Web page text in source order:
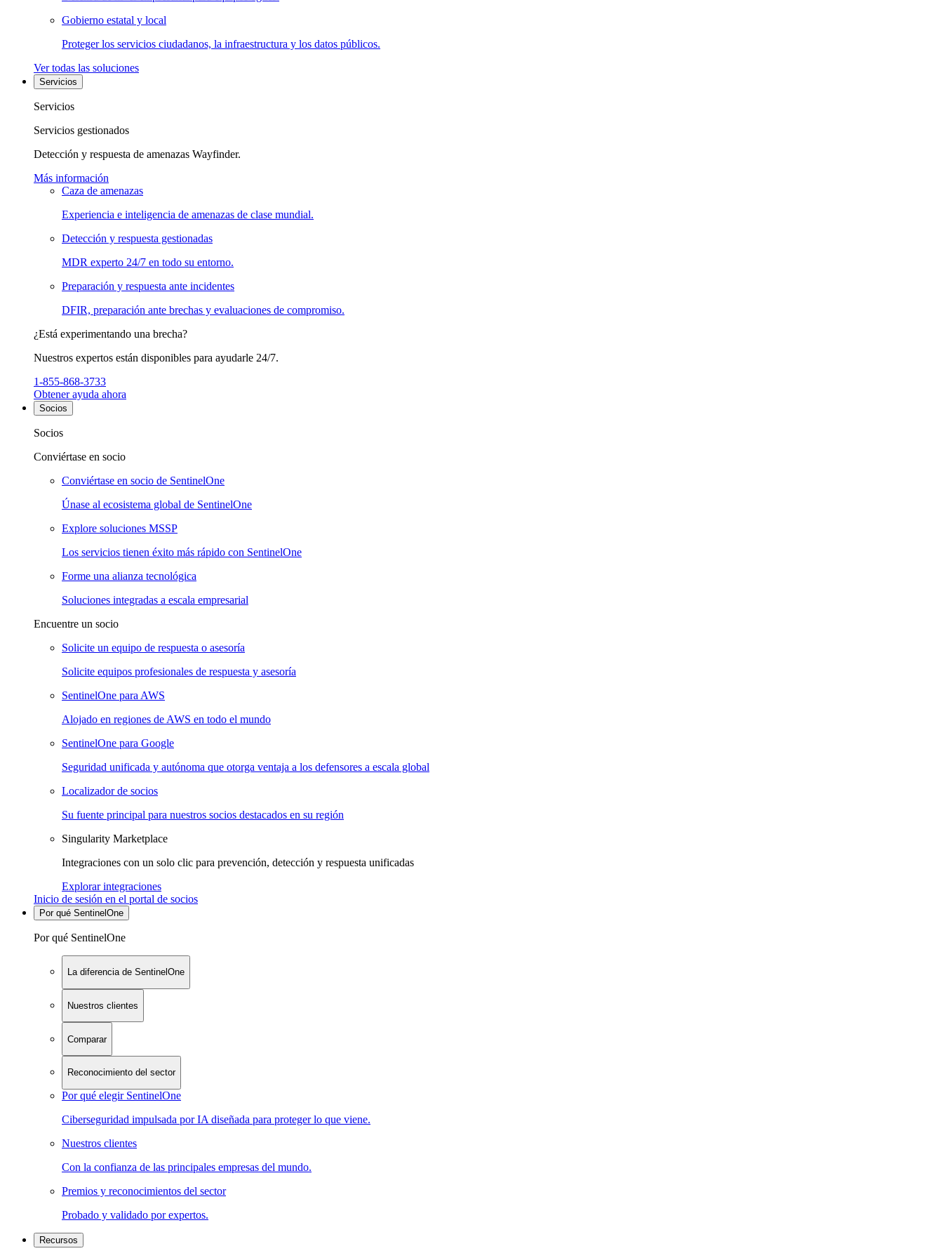
Gobierno estatal y local
Proteger los servicios ciudadanos, la infraestructura y los datos públicos.
Ver todas las soluciones
Servicios
Servicios
Servicios gestionados
Detección y respuesta de amenazas Wayfinder.
Más información
Caza de amenazas
Experiencia e inteligencia de amenazas de clase mundial.
Detección y respuesta gestionadas
MDR experto 24/7 en todo su entorno.
Preparación y respuesta ante incidentes
DFIR, preparación ante brechas y evaluaciones de compromiso.
¿Está experimentando una brecha?
Nuestros expertos están disponibles para ayudarle 24/7.
1-855-868-3733
Obtener ayuda ahora
Socios
Socios
Conviértase en socio
Conviértase en socio de SentinelOne
Únase al ecosistema global de SentinelOne
Explore soluciones MSSP
Los servicios tienen éxito más rápido con SentinelOne
Forme una alianza tecnológica
Soluciones integradas a escala empresarial
Encuentre un socio
Solicite un equipo de respuesta o asesoría
Solicite equipos profesionales de respuesta y asesoría
SentinelOne para AWS
Alojado en regiones de AWS en todo el mundo
SentinelOne para Google
Seguridad unificada y autónoma que otorga ventaja a los defensores a escala global
Localizador de socios
Su fuente principal para nuestros socios destacados en su región
Singularity Marketplace
Integraciones con un solo clic para prevención, detección y respuesta unificadas
Explorar integraciones
Inicio de sesión en el portal de socios
Por qué SentinelOne
Por qué SentinelOne
La diferencia de SentinelOne
Nuestros clientes
Comparar
Reconocimiento del sector
Por qué elegir SentinelOne
Ciberseguridad impulsada por IA diseñada para proteger lo que viene.
Nuestros clientes
Con la confianza de las principales empresas del mundo.
Premios y reconocimientos del sector
Probado y validado por expertos.
Recursos